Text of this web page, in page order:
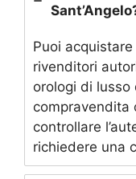
Puoi
rivenditori
orologi di
compravendita
controllare
richiedere una